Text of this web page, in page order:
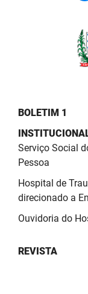
BOLETIM 1
Serviço Social
Pessoa
Hospital de
direcionado a
Ouvidoria do
REVISTA